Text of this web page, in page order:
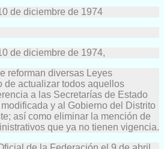
de diciembre de 1974
de diciembre de 1974,
reforman diversas Leyes
de actualizar todos aquellos
a las Secretarías de Estado
y al Gobierno del Distrito
así como eliminar la mención de
que ya no tienen vigencia.